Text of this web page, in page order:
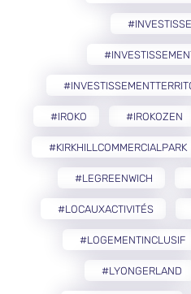
#IROKO #IROKOZEN
#KIRKHILLCOMMERCIALPARK
#LEGREENWICH
#LOCAUXACTIVITÉS
#LOGEMENTINCLUSIF
#LYONGERLAND